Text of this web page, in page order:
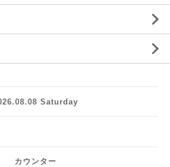
Saturday
カウンター